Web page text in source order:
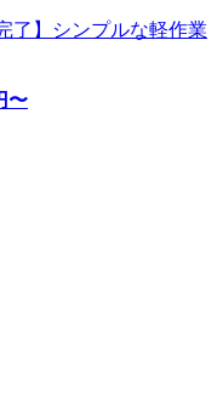
了】シンプルな軽作業
〜